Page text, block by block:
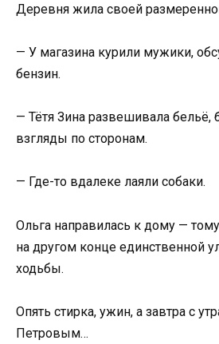
Деревня жила своей
— У магазина курили мужики,
бензин.
— Тётя Зина развешивала
взгляды по сторонам.
— Где-то вдалеке лаяли собаки.
Ольга направилась к дому —
на другом конце единственной
ходьбы.
Опять стирка, ужин, а завтра с
Петровым…